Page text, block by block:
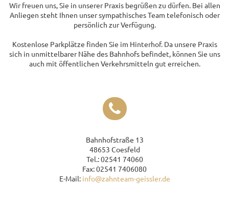
Wir freuen uns, Sie in unserer Praxis begrüßen zu dürfen. Bei allen
Anliegen steht Ihnen unser sympathisches Team telefonisch oder
persönlich zur Verfügung.
Kostenlose Parkplätze finden Sie im Hinterhof. Da unsere Praxis
sich in unmittelbarer Nähe des Bahnhofs befindet, können Sie uns
auch mit öffentlichen Verkehrsmitteln gut erreichen.
Bahnhofstraße 13
48653 Coesfeld
Tel.: 02541 74060
Fax: 02541 7406080
E-Mail: info@zahnteam-geissler.de